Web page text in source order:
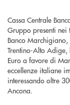
Cassa Centrale
Gruppo presenti
Banco
Trentino-Alto
Euro a favore di
eccellenze italiane
interessando oltre
Ancona.